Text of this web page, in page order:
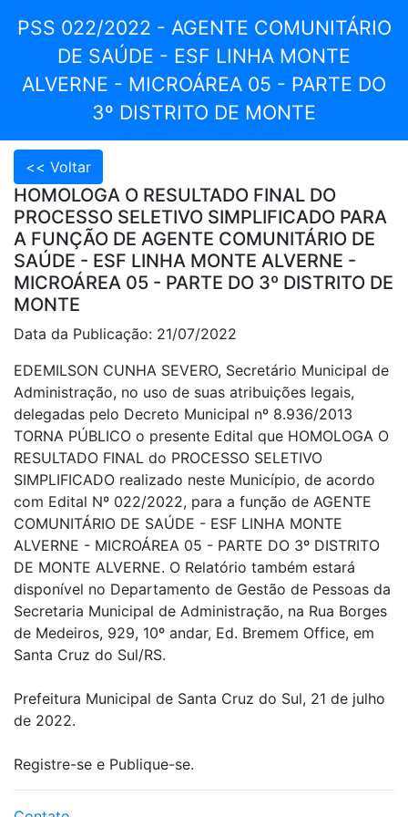
PSS 022/2022 - AGENTE COMUNITÁRIO
DE SAÚDE - ESF LINHA MONTE
ALVERNE - MICROÁREA 05 - PARTE DO
3º DISTRITO DE MONTE
HOMOLOGA O RESULTADO FINAL DO
PROCESSO SELETIVO SIMPLIFICADO PARA
A FUNÇÃO DE AGENTE COMUNITÁRIO DE
SAÚDE - ESF LINHA MONTE ALVERNE -
MICROÁREA 05 - PARTE DO 3º DISTRITO DE
MONTE
Data da Publicação: 21/07/2022
EDEMILSON CUNHA SEVERO, Secretário Municipal de
Administração, no uso de suas atribuições legais,
delegadas pelo Decreto Municipal nº 8.936/2013
TORNA PÚBLICO o presente Edital que HOMOLOGA O
RESULTADO FINAL do PROCESSO SELETIVO
SIMPLIFICADO realizado neste Município, de acordo
com Edital Nº 022/2022, para a função de AGENTE
COMUNITÁRIO DE SAÚDE - ESF LINHA MONTE
ALVERNE - MICROÁREA 05 - PARTE DO 3º DISTRITO
DE MONTE ALVERNE. O Relatório também estará
disponível no Departamento de Gestão de Pessoas da
Secretaria Municipal de Administração, na Rua Borges
de Medeiros, 929, 10º andar, Ed. Bremem Office, em
Santa Cruz do Sul/RS.
Prefeitura Municipal de Santa Cruz do Sul, 21 de julho
de 2022.
Registre-se e Publique-se.